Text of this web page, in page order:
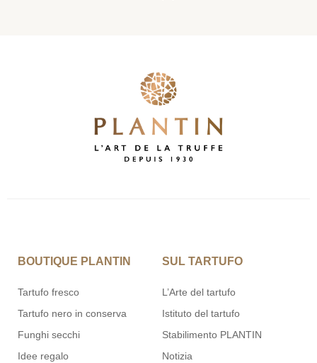
BOUTIQUE PLANTIN
Tartufo fresco
Tartufo nero in conserva
Funghi secchi
Idee regalo
SUL TARTUFO
L’Arte del tartufo
Istituto del tartufo
Stabilimento PLANTIN
Notizia